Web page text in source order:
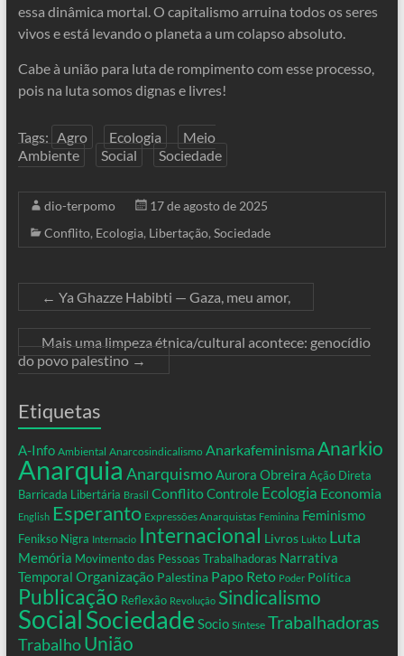
essa dinâmica mortal. O capitalismo arruina todos os seres
vivos e está levando o planeta a um colapso absoluto.
Cabe à união para luta de rompimento com esse processo,
pois na luta somos dignas e livres!
Tags: Agro Ecologia
Meio
Ambiente
Social Sociedade
dio-terpomo
17 de agosto de 2025
Conflito, Ecologia, Libertação, Sociedade
← Ya Ghazze Habibti — Gaza, meu amor,
Mais uma limpeza étnica/cultural acontece: genocídio
do povo palestino→
Etiquetas
A-Info Ambiental Anarcosindicalismo Anarkafeminisma Anarkio
Anarquia AnarquismoAurora Obreira Ação Direta
Barricada Libertária Brasil ConflitoControle Ecologia Economia
English Esperanto Expressões Anarquistas Feminina Feminismo
Fenikso Nigra Internacio Internacional Livros Lukto Luta
Memória Movimento das Pessoas Trabalhadoras Narrativa
Temporal Organização Palestina Papo Reto Poder Política
Publicação Reflexão Revolução Sindicalismo
SocialSociedade Socio Síntese Trabalhadoras
Trabalho União